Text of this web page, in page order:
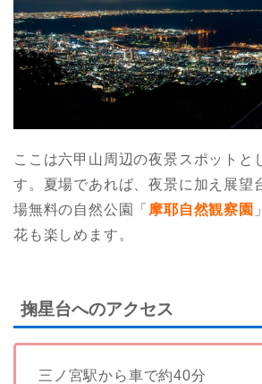
ここは六甲山周辺の夜景スポットと
す。夏場であれば、夜景に加え展望
場無料の自然公園「 摩耶自然観察園
花も楽しめます。
掬星台へのアクセス
三ノ宮駅から車で約40分